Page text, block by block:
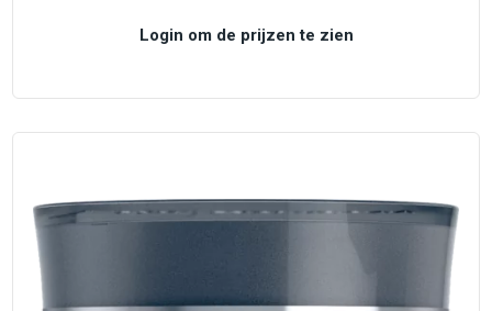
Login om de prijzen te zien